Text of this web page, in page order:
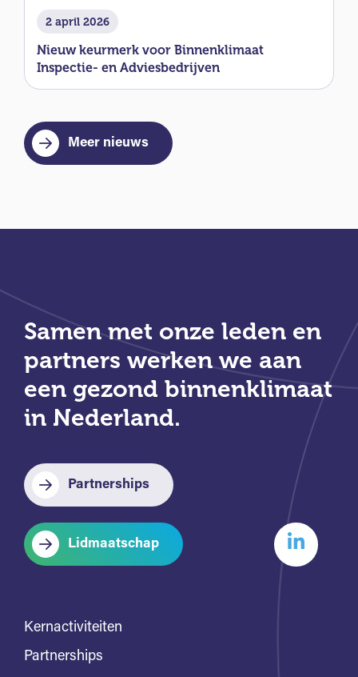
2 april 2026
Nieuw keurmerk voor Binnenklimaat
Inspectie- en Adviesbedrijven
Meer nieuws
Samen met onze leden en
partners werken we aan
een gezond binnenklimaat
in Nederland.
Partnerships
Lidmaatschap
Kernactiviteiten
Partnerships